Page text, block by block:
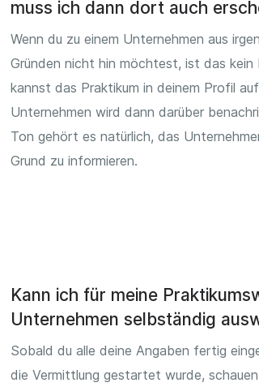
muss ich dann dort auch
Wenn du zu einem Unternehmen aus
Gründen nicht hin möchtest, ist das kein
kannst das Praktikum in deinem Profil
Unternehmen wird dann darüber
Ton gehört es natürlich, das
Grund zu informieren.
Kann ich für meine
Unternehmen selbständig
Sobald du alle deine Angaben fertig
die Vermittlung gestartet wurde,